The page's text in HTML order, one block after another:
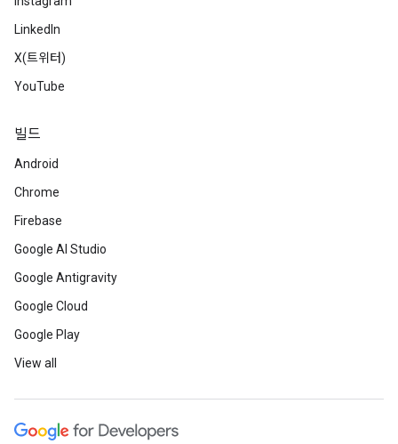
LinkedIn
X(트위터)
YouTube
빌드
Android
Chrome
Firebase
Google AI Studio
Google Antigravity
Google Cloud
Google Play
View all